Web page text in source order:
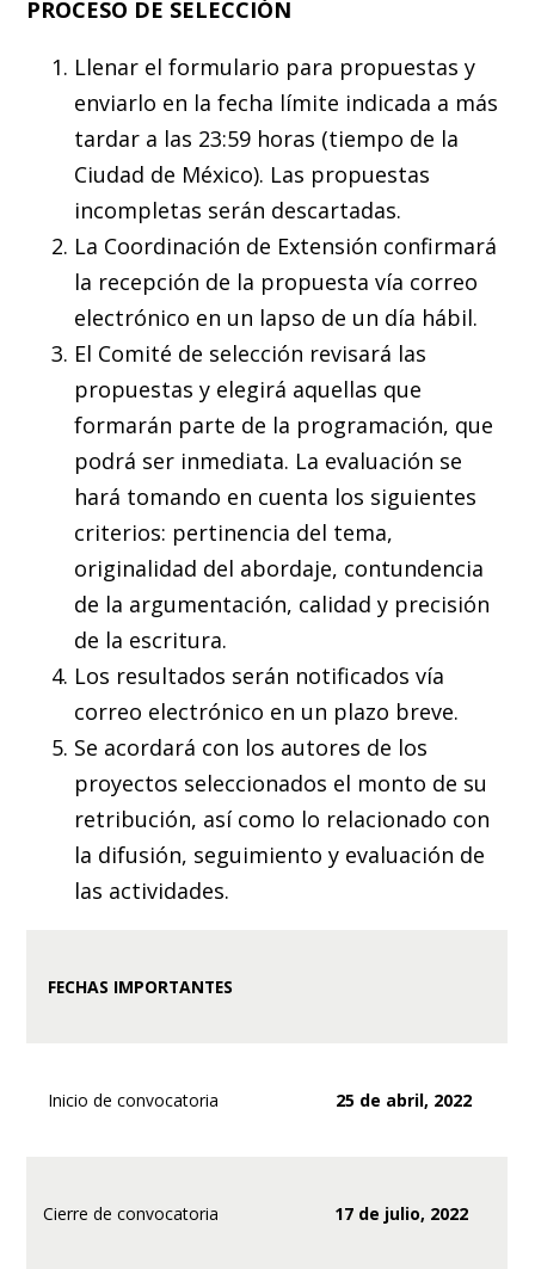
PROCESO DE SELECCIÓN
Llenar el formulario para propuestas y
enviarlo en la fecha límite indicada a más
tardar a las 23:59 horas (tiempo de la
Ciudad de México). Las propuestas
incompletas serán descartadas.
La Coordinación de Extensión confirmará
la recepción de la propuesta vía correo
electrónico en un lapso de un día hábil.
El Comité de selección revisará las
propuestas y elegirá aquellas que
formarán parte de la programación, que
podrá ser inmediata. La evaluación se
hará tomando en cuenta los siguientes
criterios: pertinencia del tema,
originalidad del abordaje, contundencia
de la argumentación, calidad y precisión
de la escritura.
Los resultados serán notificados vía
correo electrónico en un plazo breve.
Se acordará con los autores de los
proyectos seleccionados el monto de su
retribución, así como lo relacionado con
la difusión, seguimiento y evaluación de
las actividades.
FECHAS IMPORTANTES
Inicio de convocatoria 25 de abril, 2022
Cierre de convocatoria 17 de julio, 2022